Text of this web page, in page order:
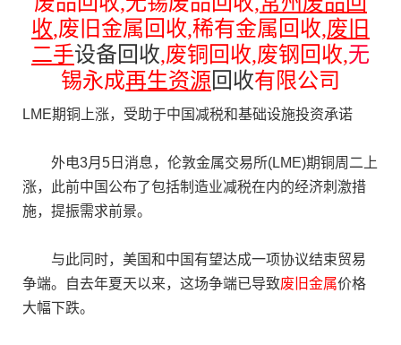
收,废旧金属回收,稀有金属回收,废旧
二手设备回收,废铜回收,废钢回收,无
锡永成再生资源 回收有限公司
LME期铜上涨，受助于中国减税和基础设施投资承诺
外电3月5日消息，伦敦金属交易所(LME)期铜周二上
涨，此前中国公布了包括制造业减税在内的经济刺激措
施，提振需求前景。
与此同时，美国和中国有望达成一项协议结束贸易
争端。自去年夏天以来，这场争端已导致废旧金属价格
大幅下跌。